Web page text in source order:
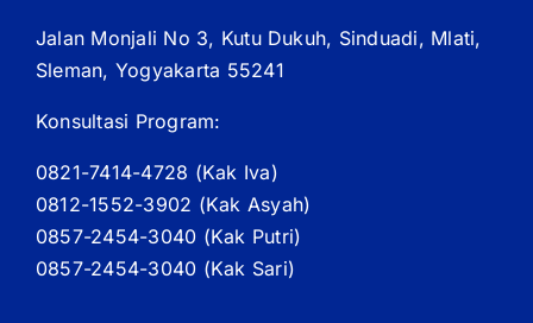
Jalan Monjali No 3, Kutu Dukuh, Sinduadi, Mlati,
Sleman, Yogyakarta 55241
Konsultasi Program:
0821-7414-4728 (Kak Iva)
0812-1552-3902 (Kak Asyah)
0857-2454-3040 (Kak Putri)
0857-2454-3040 (Kak Sari)